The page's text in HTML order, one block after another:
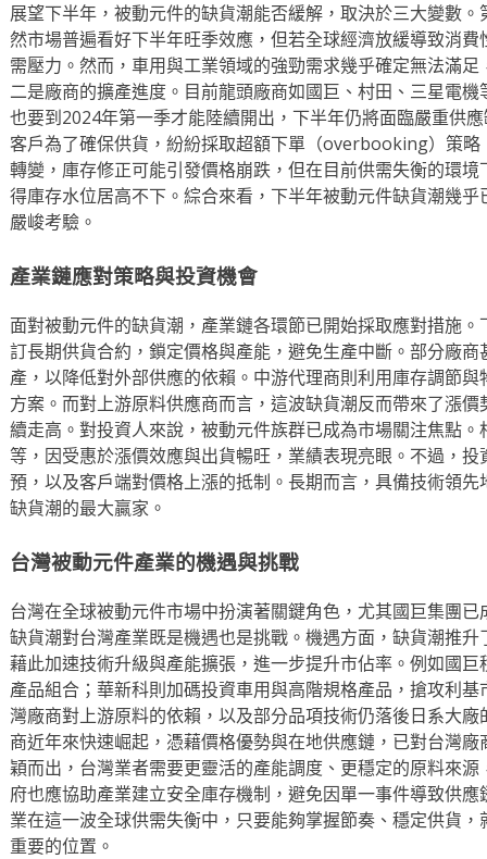
展望下半年，被動元件的缺貨潮能否緩解，取決於三大變數
然市場普遍看好下半年旺季效應，但若全球經濟放緩導致消
需壓力。然而，車用與工業領域的強勁需求幾乎確定無法滿
二是廠商的擴產進度。目前龍頭廠商如國巨、村田、三星電
也要到2024年第一季才能陸續開出，下半年仍將面臨嚴重供
客戶為了確保供貨，紛紛採取超額下單（overbooking）策
轉變，庫存修正可能引發價格崩跌，但在目前供需失衡的環
得庫存水位居高不下。綜合來看，下半年被動元件缺貨潮幾
嚴峻考驗。
產業鏈應對策略與投資機會
面對被動元件的缺貨潮，產業鏈各環節已開始採取應對措施
訂長期供貨合約，鎖定價格與產能，避免生產中斷。部分廠
產，以降低對外部供應的依賴。中游代理商則利用庫存調節
方案。而對上游原料供應商而言，這波缺貨潮反而帶來了漲
續走高。對投資人來說，被動元件族群已成為市場關注焦點
等，因受惠於漲價效應與出貨暢旺，業績表現亮眼。不過，
預，以及客戶端對價格上漲的抵制。長期而言，具備技術領
缺貨潮的最大贏家。
台灣被動元件產業的機遇與挑戰
台灣在全球被動元件市場中扮演著關鍵角色，尤其國巨集團
缺貨潮對台灣產業既是機遇也是挑戰。機遇方面，缺貨潮推
藉此加速技術升級與產能擴張，進一步提升市佔率。例如國
產品組合；華新科則加碼投資車用與高階規格產品，搶攻利
灣廠商對上游原料的依賴，以及部分品項技術仍落後日系大
商近年來快速崛起，憑藉價格優勢與在地供應鏈，已對台灣
穎而出，台灣業者需要更靈活的產能調度、更穩定的原料來
府也應協助產業建立安全庫存機制，避免因單一事件導致供
業在這一波全球供需失衡中，只要能夠掌握節奏、穩定供貨
重要的位置。